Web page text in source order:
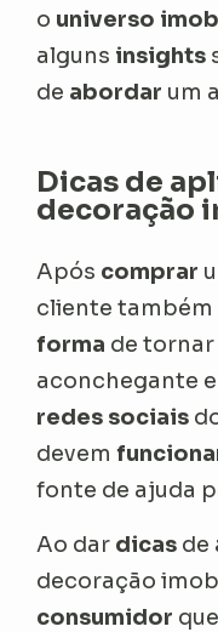
o universo
alguns insights
de abordar um
Dicas de
decoração
Após comprar
cliente também
forma de tornar
aconchegante
redes sociais
devem
fonte de ajuda
Ao dar dicas de
decoração
consumidor